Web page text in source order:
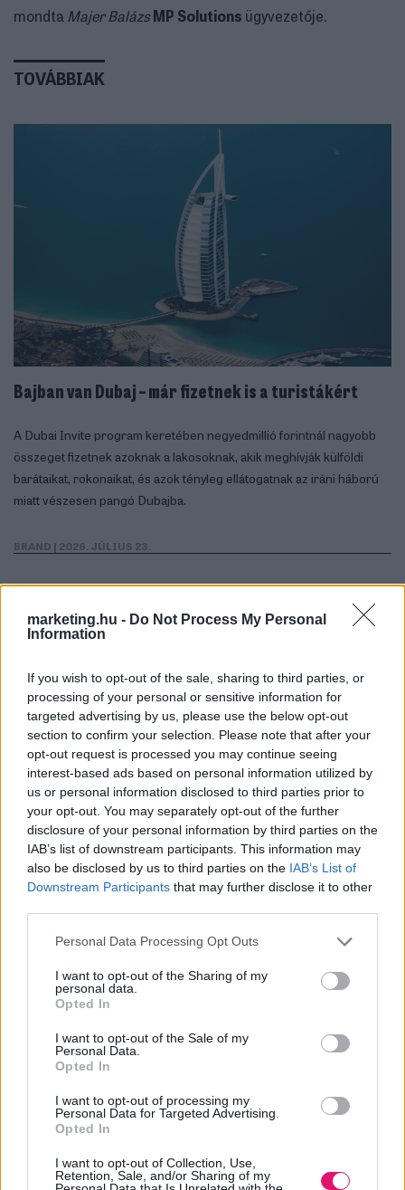
marketing.hu - Do Not Process My Personal
Information
If you wish to opt-out of the sale, sharing to third parties, or
processing of your personal or sensitive information for
targeted advertising by us, please use the below opt-out
section to confirm your selection. Please note that after your
opt-out request is processed you may continue seeing
interest-based ads based on personal information utilized by
us or personal information disclosed to third parties prior to
your opt-out. You may separately opt-out of the further
disclosure of your personal information by third parties on the
IAB’s list of downstream participants. This information may
also be disclosed by us to third parties on the IAB’s List of
Downstream Participants that may further disclose it to other
Please note that this website/app uses one or more Google
not limited to your visit or usage behaviour. You may click to
grant or deny consent to Google and its third-party tags to
use your data for below specified purposes in below Google
consent section.
Personal Data Processing Opt Outs
I want to opt-out of the Sharing of my
personal data.
Opted In
I want to opt-out of the Sale of my
Personal Data.
Opted In
I want to opt-out of processing my
Personal Data for Targeted Advertising.
Opted In
I want to opt-out of Collection, Use,
Retention, Sale, and/or Sharing of my
mondta Majer BalázsMP Solutions ügyvezetője.
TOVÁBBIAK
Bajban van Dubaj – már fizetnek is a turistákért
A Dubai Invite program keretében negyedmillió forintnál nagyobb
összeget fizetnek azoknak a lakosoknak, akik meghívják külföldi
barátaikat, rokonaikat, és azok tényleg ellátogatnak az iráni háború
miatt vészesen pangó Dubajba.
BRAND | 2026. JÚLIUS 23.
„A végfelhasználók közvetlenül profitálnak abból a
tudásból, amelyet a világ legnehezebb ralipályáin
szerzünk”
A Hankook Tire második szezonját tölti az FIA Rali-világbajnokság
(WRC) kizárólagos abroncsszállítójaként. A 2025-ös bemutatkozó
igazgatója értékeli a tapasztalatokat.
Hirdetés